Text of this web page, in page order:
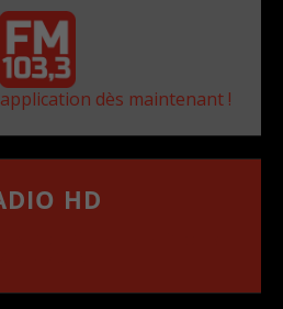
dès maintenant !
HD